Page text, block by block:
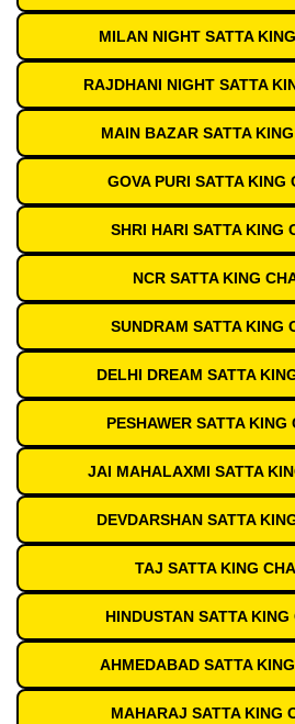
MILAN NIGHT SATTA
RAJDHANI NIGHT SATTA
MAIN BAZAR SATTA
GOVA PURI SATTA KING
SHRI HARI SATTA KING
NCR SATTA KING
SUNDRAM SATTA KING
DELHI DREAM SATTA
PESHAWER SATTA KING
JAI MAHALAXMI SATTA
DEVDARSHAN SATTA
TAJ SATTA KING
HINDUSTAN SATTA
AHMEDABAD SATTA
MAHARAJ SATTA KING